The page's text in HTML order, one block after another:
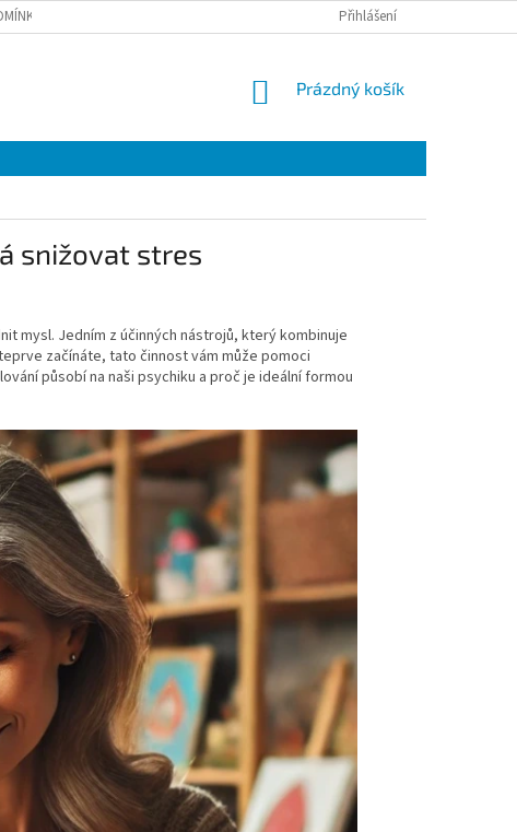
OCHRANY OSOBNÍCH ÚDAJŮ Přihlášení
NÁKUPNÍ
Prázdný košík
snižovat stres
mysl. Jedním z účinných nástrojů, který kombinuje
začínáte, tato činnost vám může pomoci
působí na naši psychiku a proč je ideální formou